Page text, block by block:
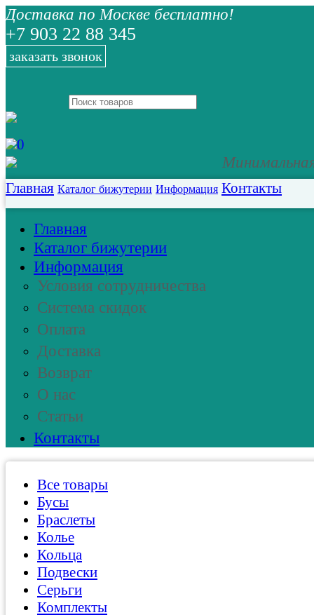
Доставка по Москве бесплатно!
+7 903 22 88 345
заказать звонок
0
Главная Каталог бижутерии Информация Контакты
Главная
Каталог бижутерии
Информация
Условия сотрудничества
Система скидок
Оплата
Доставка
Возврат
О нас
Статьи
Контакты
Все товары
Бусы
Браслеты
Колье
Кольца
Подвески
Серьги
Комплекты